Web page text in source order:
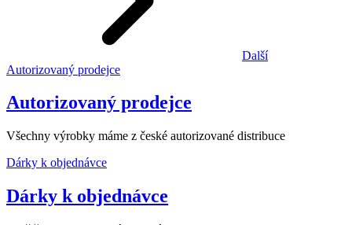
Další
Autorizovaný prodejce
Autorizovaný prodejce
Všechny výrobky máme z české autorizované distribuce
Dárky k objednávce
Dárky k objednávce